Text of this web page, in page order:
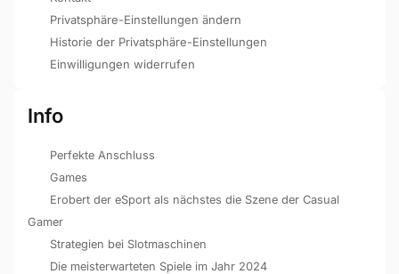
Privatsphäre-Einstellungen ändern
Historie der Privatsphäre-Einstellungen
Einwilligungen widerrufen
Info
Perfekte Anschluss
Games
Erobert der eSport als nächstes die Szene der Casual
Gamer
Strategien bei Slotmaschinen
Die meisterwarteten Spiele im Jahr 2024